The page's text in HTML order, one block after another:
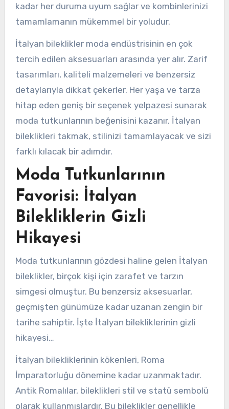
kadar her duruma uyum sağlar ve kombinlerinizi
tamamlamanın mükemmel bir yoludur.
İtalyan bileklikler moda endüstrisinin en çok
tercih edilen aksesuarları arasında yer alır. Zarif
tasarımları, kaliteli malzemeleri ve benzersiz
detaylarıyla dikkat çekerler. Her yaşa ve tarza
hitap eden geniş bir seçenek yelpazesi sunarak
moda tutkunlarının beğenisini kazanır. İtalyan
bileklikleri takmak, stilinizi tamamlayacak ve sizi
farklı kılacak bir adımdır.
Moda Tutkunlarının
Favorisi: İtalyan
Bilekliklerin Gizli
Hikayesi
Moda tutkunlarının gözdesi haline gelen İtalyan
bileklikler, birçok kişi için zarafet ve tarzın
simgesi olmuştur. Bu benzersiz aksesuarlar,
geçmişten günümüze kadar uzanan zengin bir
tarihe sahiptir. İşte İtalyan bilekliklerinin gizli
hikayesi…
İtalyan bilekliklerinin kökenleri, Roma
İmparatorluğu dönemine kadar uzanmaktadır.
Antik Romalılar, bileklikleri stil ve statü sembolü
olarak kullanmışlardır. Bu bileklikler genellikle